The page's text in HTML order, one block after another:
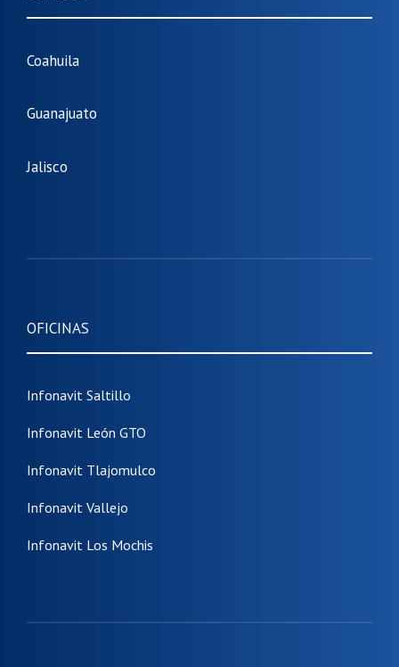
Coahuila
Guanajuato
Jalisco
OFICINAS
Infonavit Saltillo
Infonavit León GTO
Infonavit Tlajomulco
Infonavit Vallejo
Infonavit Los Mochis